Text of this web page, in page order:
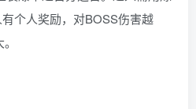
个人奖励，对BOSS伤害越